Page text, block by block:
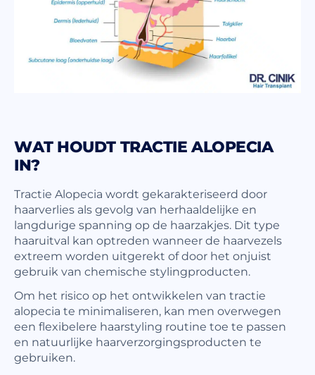
WAT HOUDT TRACTIE ALOPECIA
IN?
Tractie Alopecia wordt gekarakteriseerd door
haarverlies als gevolg van herhaaldelijke en
langdurige spanning op de haarzakjes. Dit type
haaruitval kan optreden wanneer de haarvezels
extreem worden uitgerekt of door het onjuist
gebruik van chemische stylingproducten.
Om het risico op het ontwikkelen van tractie
alopecia te minimaliseren, kan men overwegen
een flexibelere haarstyling routine toe te passen
en natuurlijke haarverzorgingsproducten te
gebruiken.